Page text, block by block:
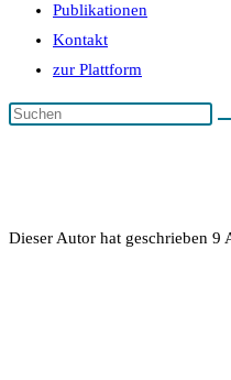
Publikationen
Kontakt
zur Plattform
Dieser Autor hat geschrieben 9